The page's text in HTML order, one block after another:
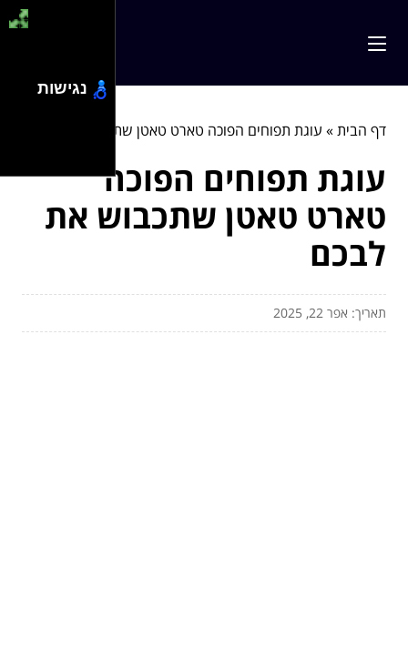
דף הבית» עוגת תפוחים הפוכה טארט טאטן שתכבוש את לבכם
עוגת תפוחים הפוכה
טארט טאטן שתכבוש את
לבכם
תאריך: אפר 22, 2025
נגישות